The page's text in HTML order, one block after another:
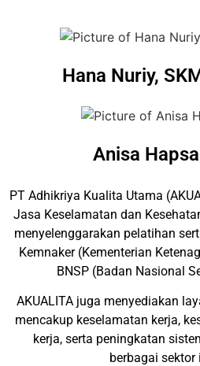
Hana Nuriy,
Anisa
PT Adhikriya Kualita Utama
Jasa Keselamatan dan
menyelenggarakan pelatihan
Kemnaker (Kementerian
BNSP (Badan Nasional
AKUALITA juga menyediakan
mencakup keselamatan kerja,
kerja, serta peningkatan
berbagai sektor